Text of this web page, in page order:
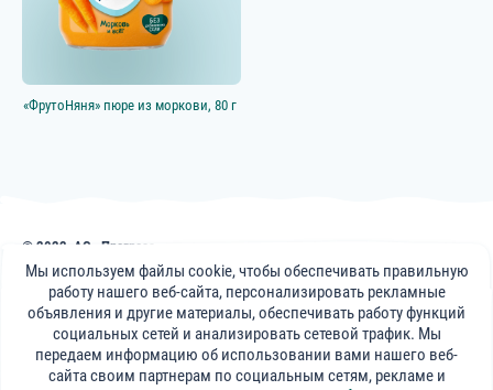
«ФрутоНяня» пюре из моркови, 80 г
© 2022, АО «Прогресс»
Публикации, советы и видеоматериалы на сайте frutonyanya.uz носят
информативный характер. Консультации специалистов портала носят
справочный характер и не могут заменить визит к вашему лечащему
«ФрутоНяня»
Мы используем файлы cookie, чтобы обеспечивать правильную
работу нашего веб-сайта, персонализировать рекламные
объявления и другие материалы, обеспечивать работу функций
социальных сетей и анализировать сетевой трафик. Мы
передаем информацию об использовании вами нашего веб-
сайта своим партнерам по социальным сетям, рекламе и